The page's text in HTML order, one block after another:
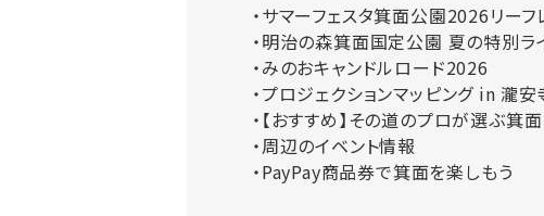
サマーフェスタ箕面公園2026リーフ
明治の森箕面国定公園 夏の特別ラ
みのおキャンドルロード2026
プロジェクションマッピング in 瀧安
【おすすめ】その道のプロが選ぶ箕
周辺のイベント情報
PayPay商品券で箕面を楽しもう